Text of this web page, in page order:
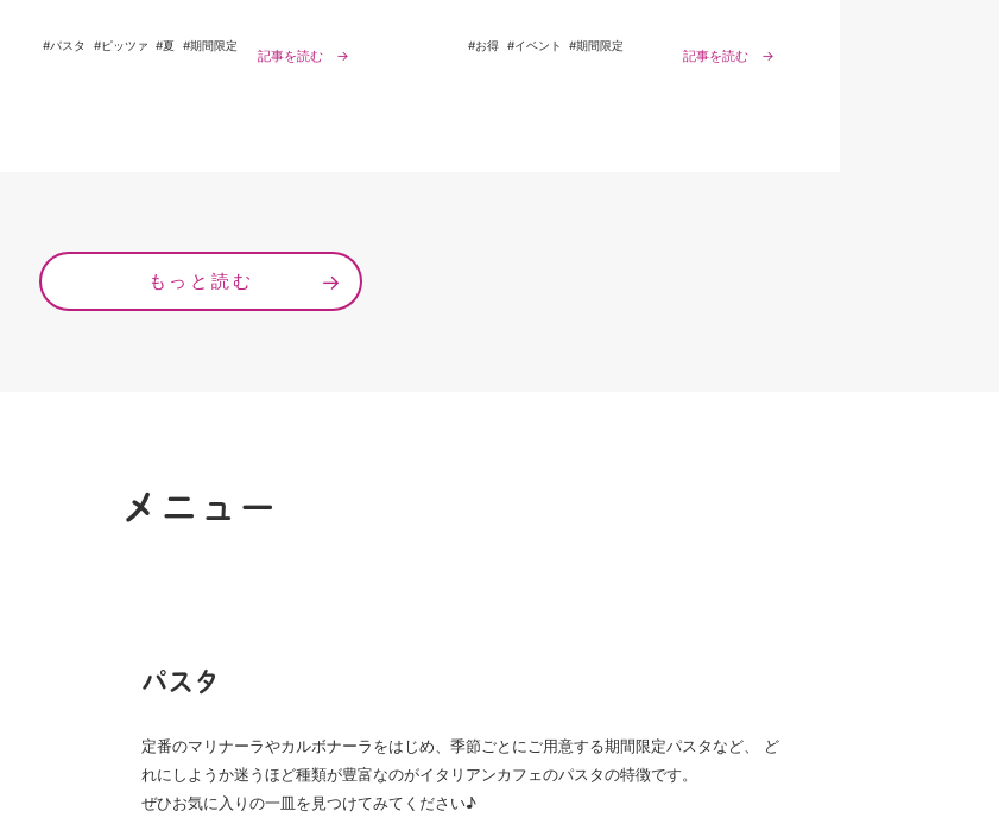
#パスタ #ピッツァ #夏 #期間限定
記事を読む →
#お得 #イベント #期間限定
記事を読む →
もっと読む
メニュー
パスタ
定番のマリナーラやカルボナーラをはじめ、季節ごとにご用意する期間限定パスタなど、 ど
れにしようか迷うほど種類が豊富なのがイタリアンカフェのパスタの特徴です。
ぜひお気に入りの一皿を見つけてみてください♪